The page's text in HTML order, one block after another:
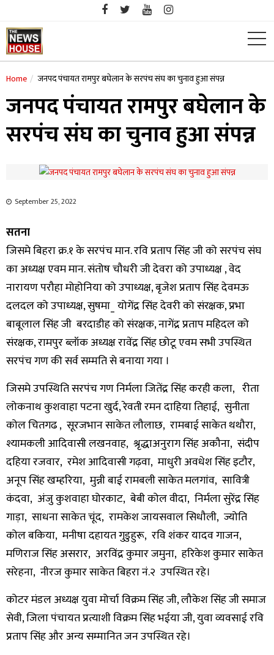
content
Home जनपद पंचायत रामपुर बघेलान के सरपंच संघ का चुनाव हुआ संपन्न
जनपद पंचायत रामपुर बघेलान के
सरपंच संघ का चुनाव हुआ संपन्न
September 25, 2022
सतना
जिसमे बिहरा क्र.१ के सरपंच मान. रवि प्रताप सिंह जी को सरपंच संघ
का अध्यक्ष एवम मान. संतोष चौधरी जी देवरा को उपाध्यक्ष , वेद
नारायण परौहा मोहोनिया को उपाध्यक्ष, बृजेश प्रताप सिंह देवमऊ
दलदल को उपाध्यक्ष, सुषमा_ योगेंद्र सिंह देवरी को संरक्षक, प्रभा
बाबूलाल सिंह जी बरदाडीह को संरक्षक, नागेंद्र प्रताप महिदल को
संरक्षक, रामपुर ब्लॉक अध्यक्ष रावेंद्र सिंह छोटू एवम सभी उपस्थित
सरपंच गण की सर्व सम्मति से बनाया गया ।
जिसमे उपस्थिति सरपंच गण निर्मला जितेंद्र सिंह करही कला, रीता
लोकनाथ कुशवाहा पटना खुर्द, रेवती रमन दाहिया तिहाई, सुनीता
कोल चितगढ , सूरजभान साकेत लौलाछ, रामबाई साकेत थथौरा,
श्यामकली आदिवासी लखनवाह, श्रृद्धाअनुराग सिंह अकौना, संदीप
दहिया रजवार, रमेश आदिवासी गढ़वा, माधुरी अवधेश सिंह इटौर,
अनूप सिंह खम्हरिया, मुन्नी बाई रामबली साकेत मलगांव, सावित्री
कंदवा, अंजु कुशवाहा घोरकाट, बेबी कोल वीदा, निर्मला सुरेंद्र सिंह
गाड़ा, साधना साकेत चूंद, रामकेश जायसवाल सिधौली, ज्योति
कोल बकिया, मनीषा दहायत गुडुहुरू, रवि शंकर यादव गाजन,
मणिराज सिंह असरार, अरविंद्र कुमार जमुना, हरिकेश कुमार साकेत
सरेहना, नीरज कुमार साकेत बिहरा नं.२ उपस्थित रहे।
कोटर मंडल अध्यक्ष युवा मोर्चा विक्रम सिंह जी, लौकेश सिंह जी समाज
सेवी, जिला पंचायत प्रत्याशी विक्रम सिंह भईया जी, युवा व्यवसाई रवि
प्रताप सिंह और अन्य सम्मानित जन उपस्थित रहे।